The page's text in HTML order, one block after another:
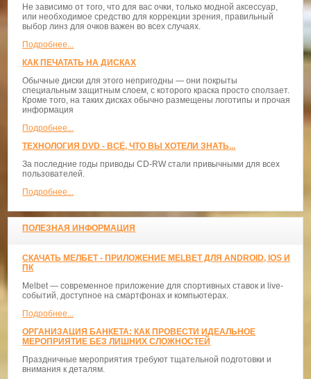
Не зависимо от того, что для вас очки, только модной аксессуар,
или необходимое средство для коррекции зрения, правильный
выбор линз для очков важен во всех случаях.
Подробнее...
КАК ПЕЧАТАТЬ НА ДИСКАХ
Обычные диски для этого непригодны — они покрыты
специальным защитным слоем, с которого краска просто сползает.
Кроме того, на таких дисках обычно размещены логотипы и прочая
информация
Подробнее...
ТЕХНОЛОГИЯ DVD - ВСЁ, ЧТО ВЫ ХОТЕЛИ ЗНАТЬ...
За последние годы приводы CD-RW стали привычными для всех
пользователей.
Подробнее...
ПОЛЕЗНАЯ ИНФОРМАЦИЯ
СКАЧАТЬ МЕЛБЕТ - ПРИЛОЖЕНИЕ MELBET ДЛЯ ANDROID, IOS И
ПК
Melbet — современное приложение для спортивных ставок и live-
событий, доступное на смартфонах и компьютерах.
Подробнее...
ОРГАНИЗАЦИЯ БАНКЕТА: КАК ПРОВЕСТИ ИДЕАЛЬНОЕ
МЕРОПРИЯТИЕ БЕЗ ЛИШНИХ СЛОЖНОСТЕЙ
Праздничные мероприятия требуют тщательной подготовки и
внимания к деталям.